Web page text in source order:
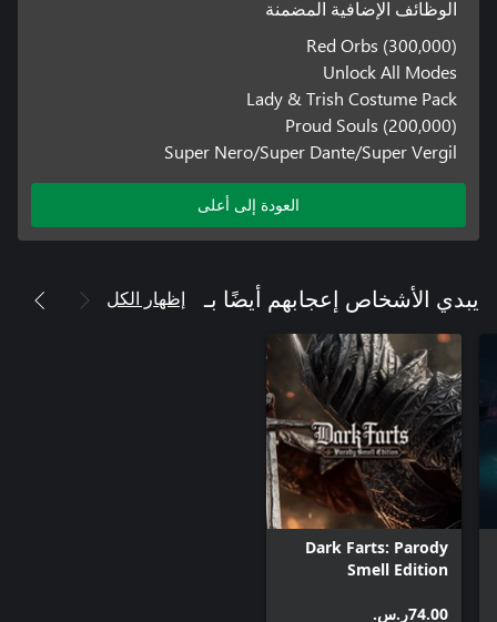
الوظائف الإضافية المضمنة
Red Orbs (300,000)
Unlock All Modes
Lady & Trish Costume Pack
Proud Souls (200,000)
Super Nero/Super Dante/Super Vergil
العودة إلى أعلى
يبدي الأشخاص إعجابهم أيضًا بـ إظهار الكل
Dark Farts: Parody
Smell Edition
‪ر.س.‏‎74.00‬